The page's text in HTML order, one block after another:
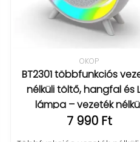
BT2301 többfunkciós vezeték
nélküli töltő, hangfal és LED
lámpa – vezeték nélküli
zeneélmény
7 990 Ft